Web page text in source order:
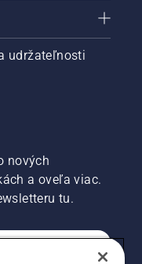
udržateľnosti
nových
a oveľa viac.
tu.